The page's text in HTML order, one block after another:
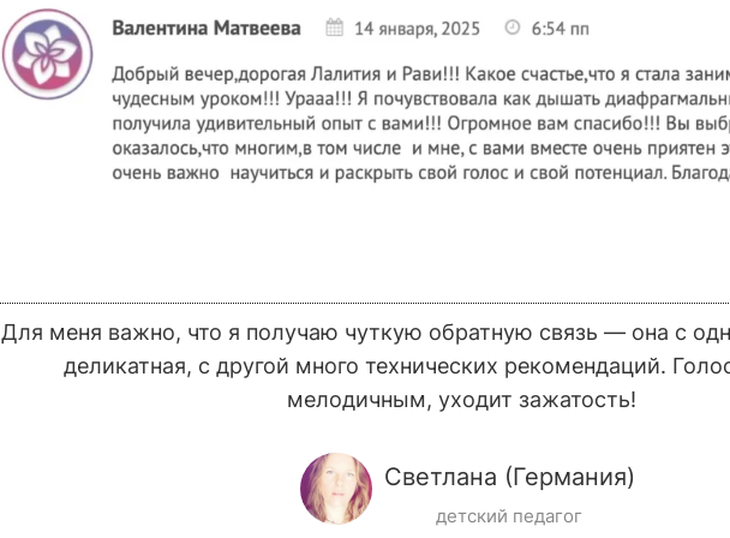
Для меня важно, что я получаю чуткую обратную связь — она с
деликатная, с другой много технических рекомендаций.
мелодичным, уходит зажатость!
Светлана (Германия)
детский педагог